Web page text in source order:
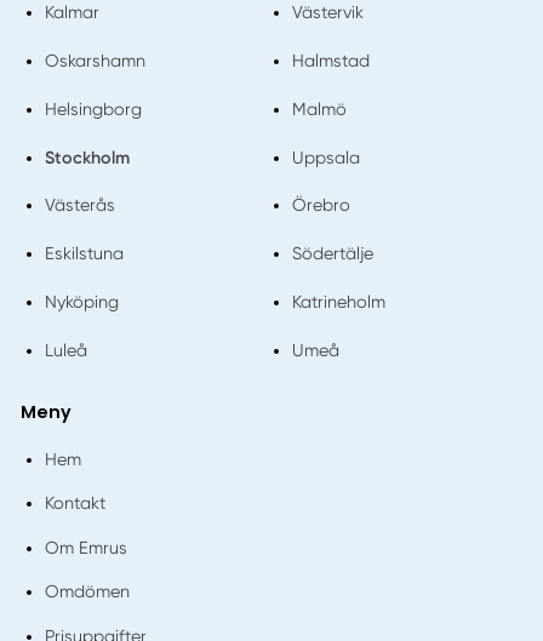
Kalmar Västervik
Oskarshamn Halmstad
Helsingborg Malmö
Stockholm Uppsala
Västerås Örebro
Eskilstuna Södertälje
Nyköping Katrineholm
Luleå Umeå
Meny
Hem
Kontakt
Om Emrus
Omdömen
Prisuppgifter